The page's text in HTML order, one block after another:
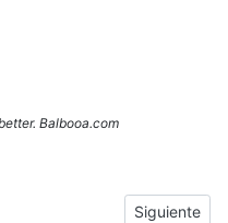
Balbooa.com
del tercer y cuarto día de
Next article:
Siguiente